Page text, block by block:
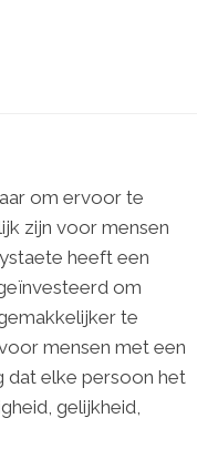
om ervoor te
zijn voor mensen
heeft een
om
te
mensen met een
dat elke persoon het
gelijkheid,